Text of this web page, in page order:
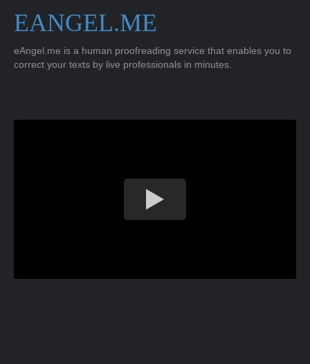
EANGEL.ME
eAngel.me is a human proofreading service that enables you to
correct your texts by live professionals in minutes.